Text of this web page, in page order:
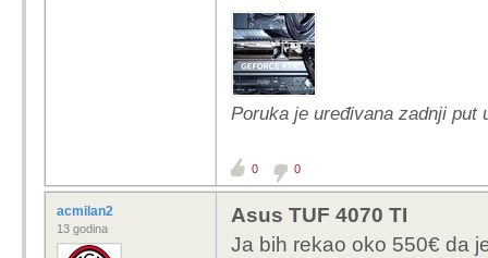
Poruka je uređivana zadnji put
0 0
acmilan2
13 godina
Asus TUF 4070 TI
Ja bih rekao oko 550€ da